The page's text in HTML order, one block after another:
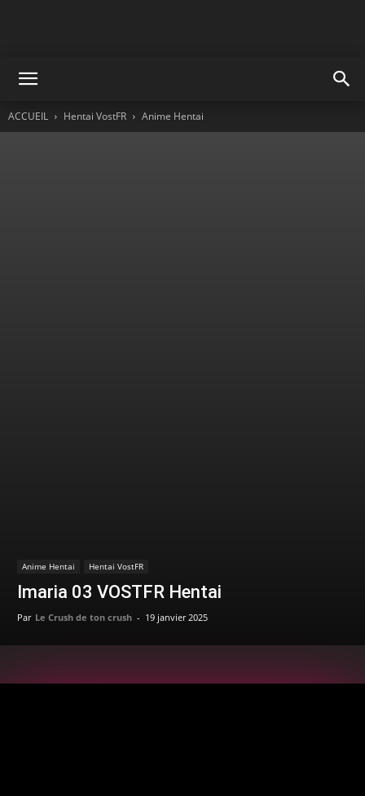
ACCUEIL Hentai VostFR Anime Hentai
Anime Hentai Hentai VostFR
Imaria 03 VOSTFR Hentai
Par Le Crush de ton crush - 19 janvier 2025